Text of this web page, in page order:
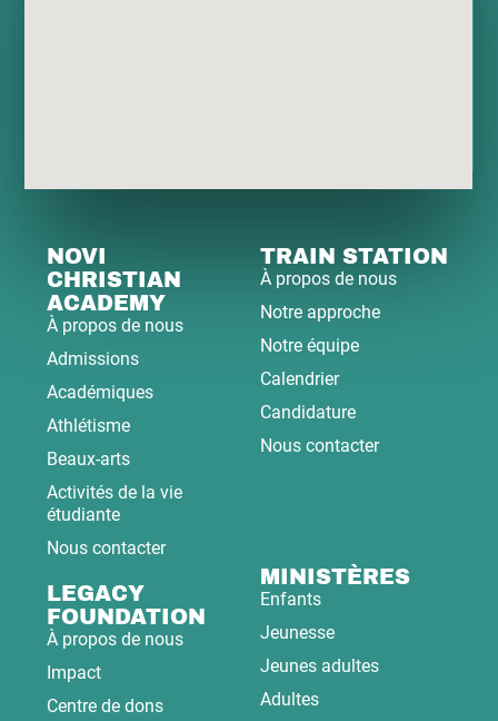
NOVI
CHRISTIAN
ACADEMY
À propos de nous
Admissions
Académiques
Athlétisme
Beaux-arts
Activités de la vie
étudiante
Nous contacter
TRAIN STATION
À propos de nous
Notre approche
Notre équipe
Calendrier
Candidature
Nous contacter
LEGACY
FOUNDATION
À propos de nous
Impact
Centre de dons
MINISTÈRES
Enfants
Jeunesse
Jeunes adultes
Adultes